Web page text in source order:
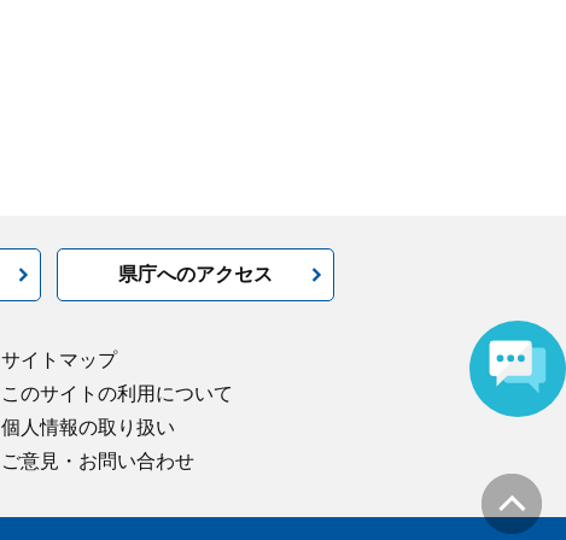
県庁へのアクセス
サイトマップ
このサイトの利用について
個人情報の取り扱い
ご意見・お問い合わせ